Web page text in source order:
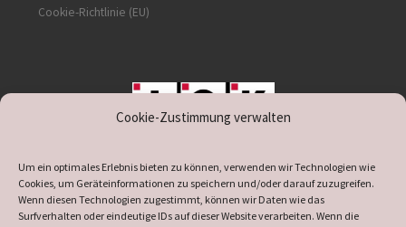
Cookie-Zustimmung verwalten
Um ein optimales Erlebnis bieten zu können, verwenden wir Technologien wie
Cookies, um Geräteinformationen zu speichern und/oder darauf zuzugreifen.
Wenn diesen Technologien zugestimmt, können wir Daten wie das
Surfverhalten oder eindeutige IDs auf dieser Website verarbeiten. Wenn die
Cookie-Richtlinie (EU)